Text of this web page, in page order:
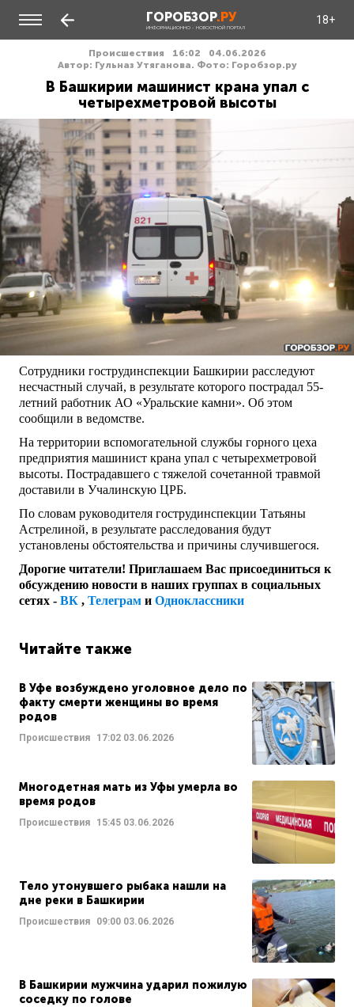
ГОРОБЗОР.РУ
ИНФОРМАЦИОННО - НОВОСТНОЙ ПОРТАЛ
18+
Происшествия 16:02
04.06.2026
Автор: Гульназ Утяганова. Фото: Горобзор.ру
В Башкирии машинист крана упал с
четырехметровой высоты
Сотрудники гострудинспекции Башкирии расследуют
несчастный случай, в результате которого пострадал 55-
летний работник АО «Уральские камни». Об этом
сообщили в ведомстве.
На территории вспомогательной службы горного цеха
предприятия машинист крана упал с четырехметровой
высоты. Пострадавшего с тяжелой сочетанной травмой
доставили в Учалинскую ЦРБ.
По словам руководителя гострудинспекции Татьяны
Астрелиной, в результате расследования будут
установлены обстоятельства и причины случившегося.
Дорогие читатели! Приглашаем Вас присоединиться к
обсуждению новости в наших группах в социальных
сетях - ВК , Телеграм и Одноклассники
Читайте также
В Уфе возбуждено уголовное дело по
факту смерти женщины во время
родов
Происшествия 17:02 03.06.2026
Многодетная мать из Уфы умерла во
время родов
Происшествия 15:45 03.06.2026
Тело утонувшего рыбака нашли на
дне реки в Башкирии
Происшествия 09:00 03.06.2026
В Башкирии мужчина ударил пожилую
соседку по голове